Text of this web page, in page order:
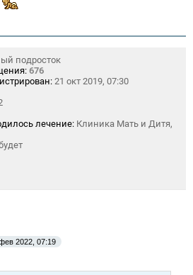
подросток
676
21 окт 2019, 07:30
лечение: Клиника Мать и Дитя,
2022, 07:19